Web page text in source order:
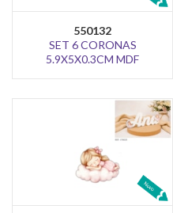
550132
SET 6 CORONAS
5.9X5X0.3CM MDF